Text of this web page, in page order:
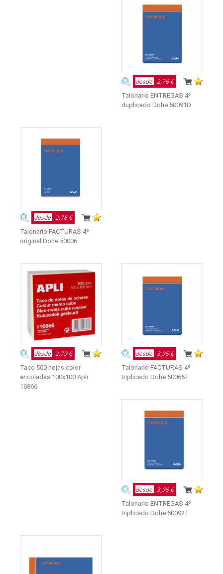
desde 2,76 €
Talonario ENTREGAS 4º
duplicado Dohe 50091D
desde 2,76 €
Talonario FACTURAS 4º
original Dohe 50006
desde 2,79 €
Taco 500 hojas color
encoladas 100x100 Apli
16866
desde 3,95 €
Talonario FACTURAS 4º
triplicado Dohe 50065T
desde 3,95 €
Talonario ENTREGAS 4º
triplicado Dohe 50092T